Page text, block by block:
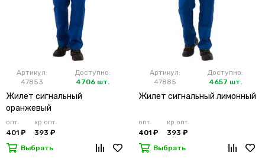
Артикул:
47853
Доступно:
4706 шт.
Жилет сигнальный
оранжевый
опт
401 ₽
кр.опт
393 ₽
Выбрать
Артикул:
47885
Доступно:
4657 шт.
Жилет сигнальный лимонный
опт
401 ₽
кр.опт
393 ₽
Выбрать